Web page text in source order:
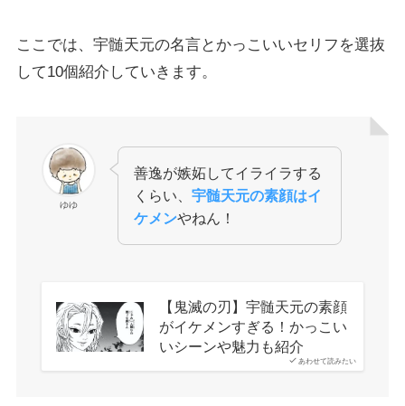
ここでは、宇髄天元の名言とかっこいいセリフを選抜
して10個紹介していきます。
ゆゆ
善逸が嫉妬してイライラする
くらい、 宇髄天元の素顔はイ
ケメンやねん！
あわせて読みたい
【鬼滅の刃】宇髄天元の素顔
がイケメンすぎる！かっこい
いシーンや魅力も紹介